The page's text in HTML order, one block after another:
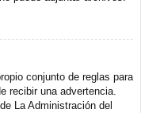
conjunto de reglas para
recibir una advertencia.
La Administración del